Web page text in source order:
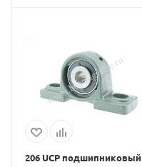
206 UCP подшипниковый